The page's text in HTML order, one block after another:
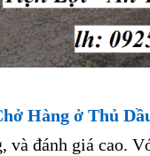
Hàng ở Thủ
và đánh giá cao.